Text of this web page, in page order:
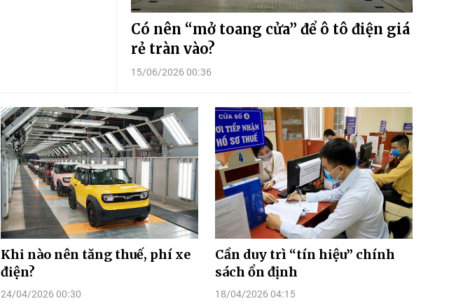
Có nên “mở toang cửa” để ô tô điện giá
rẻ tràn vào?
15/06/2026 00:36
Khi nào nên tăng thuế, phí xe
điện?
24/04/2026 00:30
Cần duy trì “tín hiệu” chính
sách ổn định
18/04/2026 04:15